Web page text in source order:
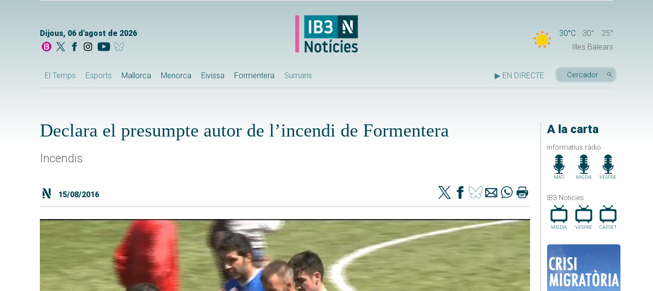
Dijous, 06 d'agost de 2026 30°C 30°
25°
Illes Balears
El Temps Esports Mallorca Menorca Eivissa Formentera Sumaris ▶ EN DIRECTE
A la carta
informatius ràdio
MATÍ MIGDIA VESPRE
IB3 Noticies
MIGDIA VESPRE CAP.SET
Declara el presumpte autor de l’incendi de Formentera
Incendis
15/08/2016